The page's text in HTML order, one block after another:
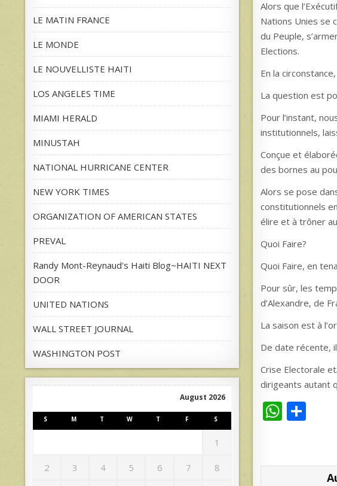
Alors que
Nations Unies se
du Peuple,
Elections.
En la
La question est
Pour l’instant,
institutionnels,
Conçue et
des bornes au
Alors se pose
constitutionnels
élire et à trôner
Quoi Faire?
Quoi Faire, en
Pour sûr, les
d’Alexandre, de
La saison est à
De date récente,
Crise Electorale
dirigeants autant
W
s e
LE MATIN FRANCE
LE MONDE
LE NOUVELLISTE HAITI
LOS ANGELES TIME
MIAMI HERALD
MINUSTAH
NATIONAL HURRICANE CENTER
NEW YORK TIMES
ORGANIZATION OF AMERICAN STATES
PREVAL
Randy Mont-Reynaud's Haiti Blog~HAITI NEXT
DOOR
UNITED NATIONS
WALL STREET JOURNAL
WASHINGTON POST
August 2026
S M T W T F S
1
2 3 4 5 6 7 8